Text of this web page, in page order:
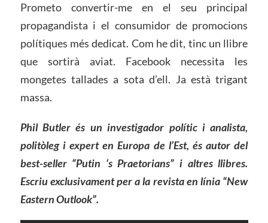
Prometo convertir-me en el seu principal
propagandista i el consumidor de promocions
polítiques més dedicat. Com he dit, tinc un llibre
que sortirà aviat. Facebook necessita les
mongetes tallades a sota d’ell. Ja està trigant
massa.
Phil Butler és un investigador polític i analista,
politòleg i expert en Europa de l’Est, és autor del
best-seller “Putin ‘s Praetorians” i altres llibres.
Escriu exclusivament per a la revista en línia “New
Eastern Outlook”.